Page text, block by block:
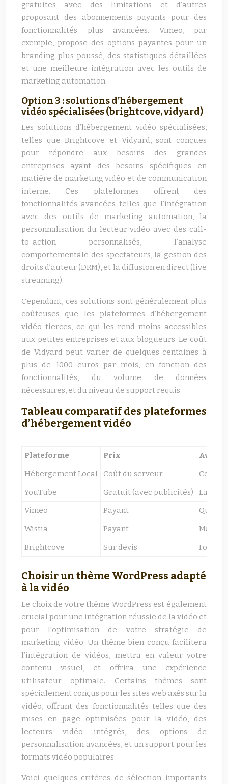
gratuites avec des limitations et d’autres
proposant des abonnements payants pour des
fonctionnalités plus avancées. Vimeo, par
exemple, propose des options payantes pour un
branding plus poussé, des statistiques détaillées
et une meilleure intégration avec les outils de
marketing automation.
Option 3 : solutions d’hébergement
vidéo spécialisées (brightcove, vidyard)
Les solutions d’hébergement vidéo spécialisées,
telles que Brightcove et Vidyard, sont conçues
pour répondre aux besoins des grandes
entreprises ayant des besoins spécifiques en
matière de marketing vidéo et de communication
interne. Ces plateformes offrent des
fonctionnalités avancées telles que l’intégration
avec des outils de marketing automation, la
personnalisation du lecteur vidéo avec des call-
to-action personnalisés, l’analyse
comportementale des spectateurs, la gestion des
droits d’auteur (DRM), et la diffusion en direct (live
streaming).
Cependant, ces solutions sont généralement plus
coûteuses que les plateformes d’hébergement
vidéo tierces, ce qui les rend moins accessibles
aux petites entreprises et aux blogueurs. Le coût
de Vidyard peut varier de quelques centaines à
plus de 1000 euros par mois, en fonction des
fonctionnalités, du volume de données
nécessaires, et du niveau de support requis.
Tableau comparatif des plateformes
d’hébergement vidéo
Plateforme Prix
Hébergement Local
Coût du serveur
YouTube
Gratuit (avec publicités)
Large
Vimeo
Payant
Qualité
Wistia
Payant
Brightcove
Sur devis
Choisir un thème WordPress adapté
à la vidéo
Le choix de votre thème WordPress est également
crucial pour une intégration réussie de la vidéo et
pour l’optimisation de votre stratégie de
marketing vidéo. Un thème bien conçu facilitera
l’intégration de vidéos, mettra en valeur votre
contenu visuel, et offrira une expérience
utilisateur optimale. Certains thèmes sont
spécialement conçus pour les sites web axés sur la
vidéo, offrant des fonctionnalités telles que des
mises en page optimisées pour la vidéo, des
lecteurs vidéo intégrés, des options de
personnalisation avancées, et un support pour les
formats vidéo populaires.
Voici quelques critères de sélection importants